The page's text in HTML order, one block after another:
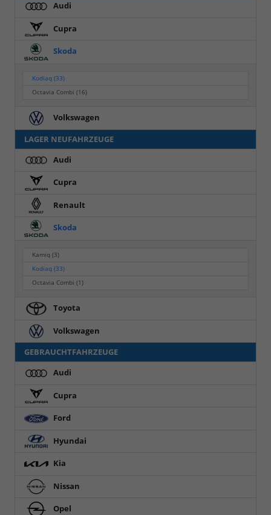
Audi
Cupra
Skoda
Kodiaq(33)
Octavia Combi(16)
Volkswagen
LAGER NEUFAHRZEUGE
Audi
Cupra
Renault
Skoda
Kamiq(3)
Kodiaq(33)
Octavia Combi(1)
Toyota
Volkswagen
GEBRAUCHTFAHRZEUGE
Audi
Cupra
Ford
Hyundai
Kia
Nissan
Opel